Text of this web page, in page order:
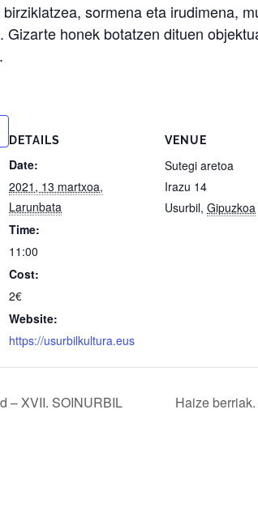
sormena eta irudimena,
Gizarte honek botatzen dituen
DETAILS
Date:
2021, 13 martxoa,
Larunbata
Time:
11:00
Cost:
2€
Website:
https://usurbilkultura.eus
VENUE
Sutegi aretoa
Irazu 14
Usurbil, Gipuzkoa
– XVII. SOINURBIL Haize